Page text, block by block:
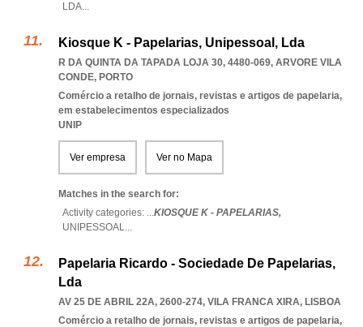
LDA...
Kiosque K - Papelarias, Unipessoal, Lda
R DA QUINTA DA TAPADA LOJA 30, 4480-069, ARVORE VILA
CONDE, PORTO
Comércio a retalho de jornais, revistas e artigos de papelaria,
em estabelecimentos especializados
UNIP
Ver empresa Ver no Mapa
Matches in the search for:
Activity categories: ...KIOSQUE K - PAPELARIAS,
UNIPESSOAL...
Papelaria Ricardo - Sociedade De Papelarias,
Lda
AV 25 DE ABRIL 22A, 2600-274, VILA FRANCA XIRA, LISBOA
Comércio a retalho de jornais, revistas e artigos de papelaria,